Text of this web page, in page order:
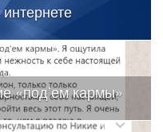
«под’ем кармы»